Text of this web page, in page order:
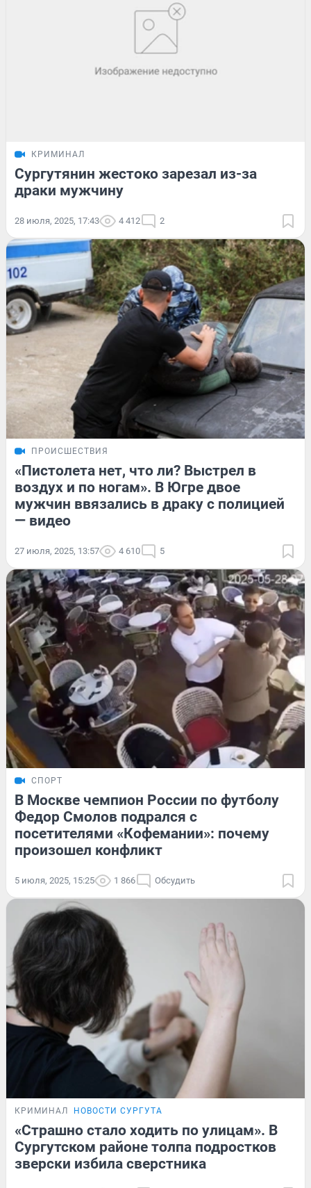
КРИМИНАЛ
Сургутянин жестоко зарезал из-за
драки мужчину
28 июля, 2025, 17:43 4 412 2
ПРОИСШЕСТВИЯ
«Пистолета нет, что ли? Выстрел в
воздух и по ногам». В Югре двое
мужчин ввязались в драку с полицией
— видео
27 июля, 2025, 13:57 4 610 5
СПОРТ
В Москве чемпион России по футболу
Федор Смолов подрался с
посетителями «Кофемании»: почему
произошел конфликт
5 июля, 2025, 15:25 1 866 Обсудить
КРИМИНАЛ НОВОСТИ СУРГУТА
«Страшно стало ходить по улицам». В
Сургутском районе толпа подростков
зверски избила сверстника